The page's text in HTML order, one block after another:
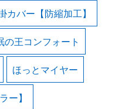
カバー【防縮加工】
の王コンフォート
ほっとマイヤー
ー】